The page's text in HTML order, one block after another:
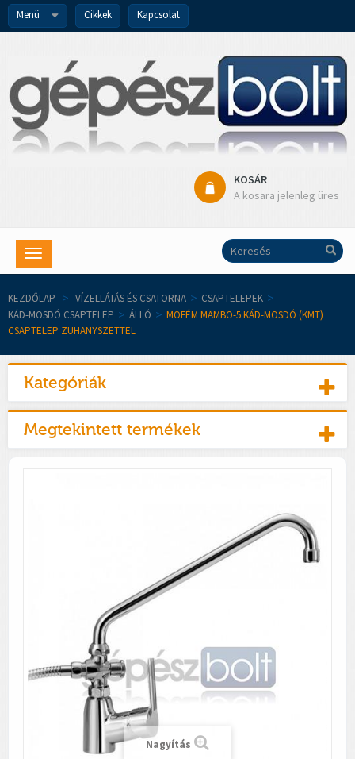
Menü Cikkek Kapcsolat
KOSÁR
A kosara jelenleg üres
Toggle
navigation
KEZDŐLAP > VÍZELLÁTÁS ÉS CSATORNA > CSAPTELEPEK >
KÁD-MOSDÓ CSAPTELEP > ÁLLÓ > MOFÉM MAMBO-5 KÁD-MOSDÓ (KMT)
CSAPTELEP ZUHANYSZETTEL
Kategóriák
Megtekintett termékek
Nagyítás